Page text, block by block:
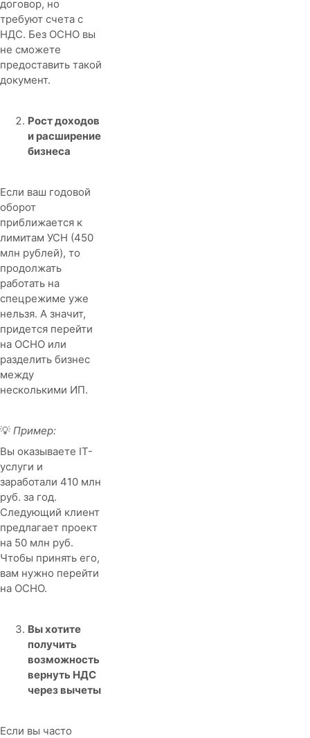
договор, но
требуют счета с
НДС. Без ОСНО вы
не сможете
предоставить такой
документ.
Рост доходов
и расширение
бизнеса
Если ваш годовой
оборот
приближается к
лимитам УСН (450
млн рублей), то
продолжать
работать на
спецрежиме уже
нельзя. А значит,
придется перейти
на ОСНО или
разделить бизнес
между
несколькими ИП.
💡 Пример:
Вы оказываете IT-
услуги и
заработали 410 млн
руб. за год.
Следующий клиент
предлагает проект
на 50 млн руб.
Чтобы принять его,
вам нужно перейти
на ОСНО.
Вы хотите
получить
возможность
вернуть НДС
через вычеты
Если вы часто